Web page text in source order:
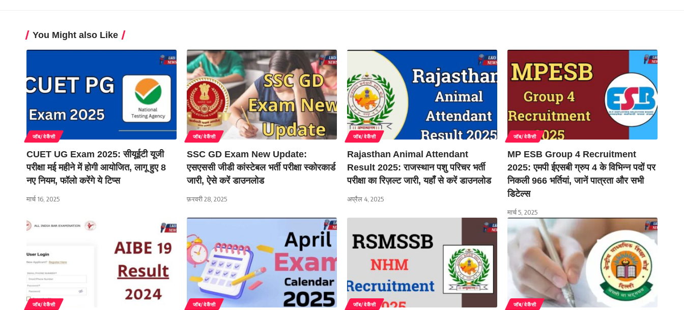
You Might also Like
जॉब/वेकैंसी
CUET UG Exam 2025: सीयूईटी यूजी
परीक्षा मई महीने में होगी आयोजित, लागू हुए 8
नए नियम, फॉलो करेंगे ये टिप्स
मार्च 16, 2025
जॉब/वेकैंसी
SSC GD Exam New Update:
एसएससी जीडी कांस्टेबल भर्ती परीक्षा स्कोरकार्ड
जारी, ऐसे करें डाउनलोड
फ़रवरी 28, 2025
जॉब/वेकैंसी
Rajasthan Animal Attendant
Result 2025: राजस्थान पशु परिचर भर्ती
परीक्षा का रिज़ल्ट जारी, यहाँ से करें डाउनलोड
अप्रैल 4, 2025
जॉब/वेकैंसी
MP ESB Group 4 Recruitment
2025: एमपी ईएसबी ग्रुप 4 के विभिन्न पदों पर
निकली 966 भर्तियां, जानें पात्रता और सभी
डिटेल्स
मार्च 5, 2025
जॉब/वेकैंसी जॉब/वेकैंसी जॉब/वेकैंसी जॉब/वेकैंसी